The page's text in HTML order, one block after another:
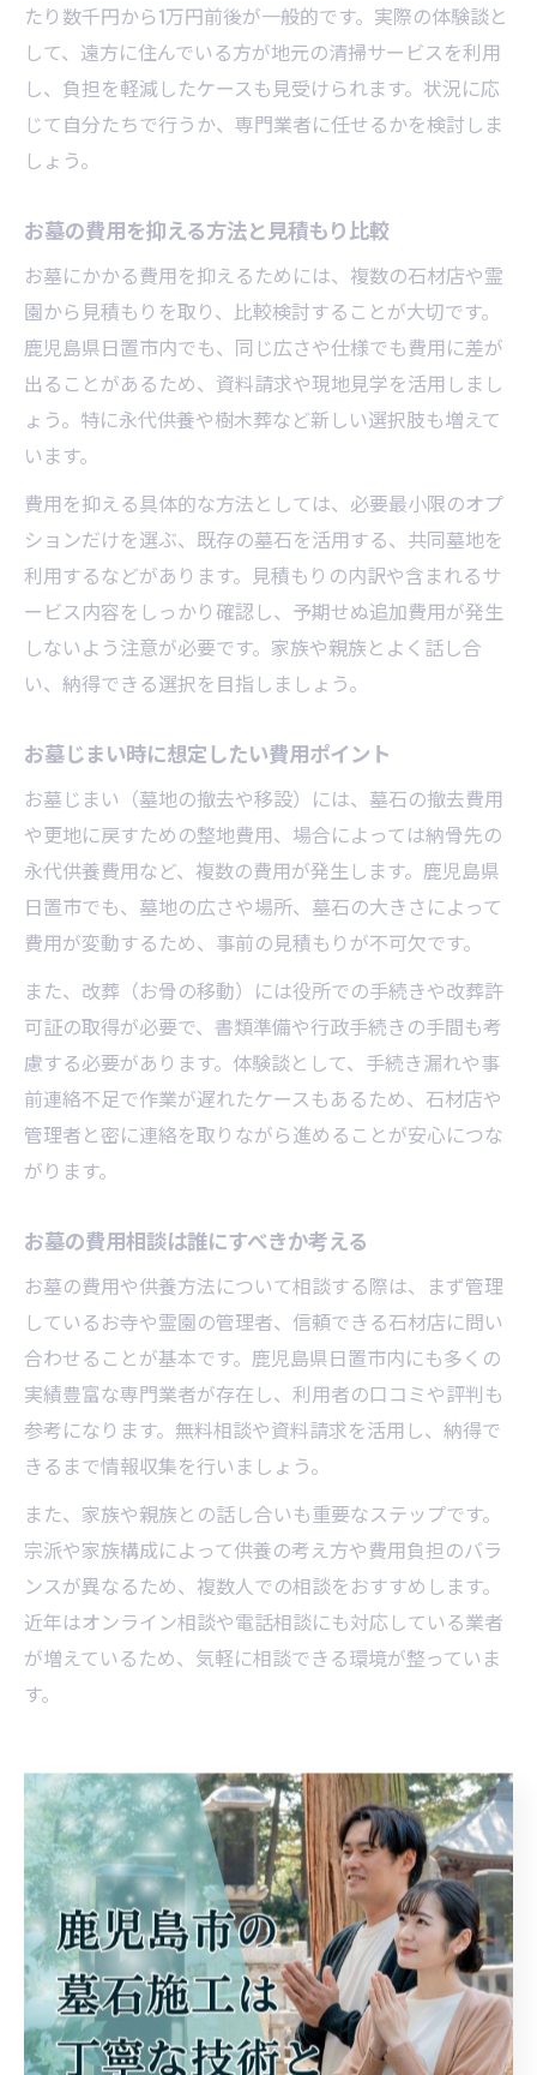
たり数千円から1万円前後が一般的です。実際の体験談と
して、遠方に住んでいる方が地元の清掃サービスを利用
し、負担を軽減したケースも見受けられます。状況に応
じて自分たちで行うか、専門業者に任せるかを検討しま
しょう。
お墓の費用を抑える方法と見積もり比較
お墓にかかる費用を抑えるためには、複数の石材店や霊
園から見積もりを取り、比較検討することが大切です。
鹿児島県日置市内でも、同じ広さや仕様でも費用に差が
出ることがあるため、資料請求や現地見学を活用しまし
ょう。特に永代供養や樹木葬など新しい選択肢も増えて
います。
費用を抑える具体的な方法としては、必要最小限のオプ
ションだけを選ぶ、既存の墓石を活用する、共同墓地を
利用するなどがあります。見積もりの内訳や含まれるサ
ービス内容をしっかり確認し、予期せぬ追加費用が発生
しないよう注意が必要です。家族や親族とよく話し合
い、納得できる選択を目指しましょう。
お墓じまい時に想定したい費用ポイント
お墓じまい（墓地の撤去や移設）には、墓石の撤去費用
や更地に戻すための整地費用、場合によっては納骨先の
永代供養費用など、複数の費用が発生します。鹿児島県
日置市でも、墓地の広さや場所、墓石の大きさによって
費用が変動するため、事前の見積もりが不可欠です。
また、改葬（お骨の移動）には役所での手続きや改葬許
可証の取得が必要で、書類準備や行政手続きの手間も考
慮する必要があります。体験談として、手続き漏れや事
前連絡不足で作業が遅れたケースもあるため、石材店や
管理者と密に連絡を取りながら進めることが安心につな
がります。
お墓の費用相談は誰にすべきか考える
お墓の費用や供養方法について相談する際は、まず管理
しているお寺や霊園の管理者、信頼できる石材店に問い
合わせることが基本です。鹿児島県日置市内にも多くの
実績豊富な専門業者が存在し、利用者の口コミや評判も
参考になります。無料相談や資料請求を活用し、納得で
きるまで情報収集を行いましょう。
また、家族や親族との話し合いも重要なステップです。
宗派や家族構成によって供養の考え方や費用負担のバラ
ンスが異なるため、複数人での相談をおすすめします。
近年はオンライン相談や電話相談にも対応している業者
が増えているため、気軽に相談できる環境が整っていま
す。
納得できる供養方法とは何か考
える
お墓参りと供養方法の関係を理解する
お墓参りは、鹿児島県日置市でも家族やご先祖様への感
謝や祈りを伝える大切な行為です。供養方法は宗派や家
庭ごとに異なりますが、お墓参りと密接に関係していま